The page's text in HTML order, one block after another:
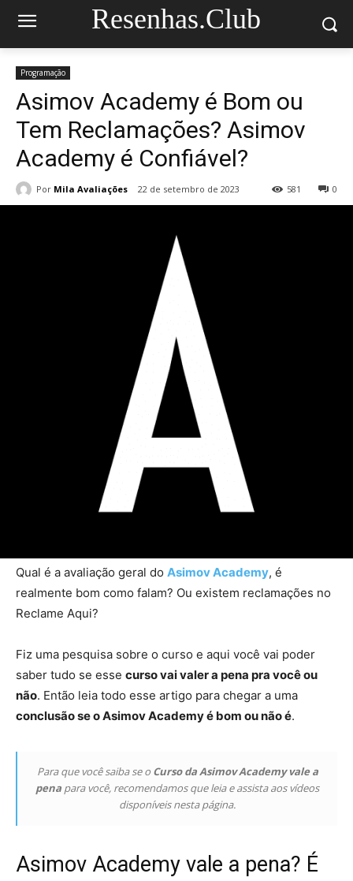
Resenhas.Club
Programação
Asimov Academy é Bom ou
Tem Reclamações? Asimov
Academy é Confiável?
Por Mila Avaliações 22 de setembro de 2023 0
581
Qual é a avaliação geral do Asimov Academy, é
realmente bom como falam? Ou existem reclamações no
Reclame Aqui?
Fiz uma pesquisa sobre o curso e aqui você vai poder
saber tudo se esse curso vai valer a pena pra você ou
não. Então leia todo esse artigo para chegar a uma
conclusão se o Asimov Academy é bom ou não é.
Para que você saiba se o Curso da Asimov Academy vale a
pena para você, recomendamos que leia e assista aos vídeos
disponíveis nesta página.
Asimov Academy vale a pena? É